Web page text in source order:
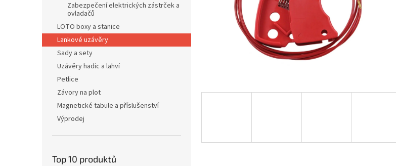
Zabezpečení elektrických zástrček a
ovladačů
LOTO boxy a stanice
Lankové uzávěry
Sady a sety
Uzávěry hadic a lahví
Petlice
Závory na plot
Magnetické tabule a příslušenství
Výprodej
Top 10 produktů